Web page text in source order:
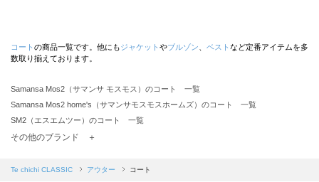
コート の商品一覧です。他にもジャケット やブルゾン ベスト など定番アイテムを多
数取り揃えております。
Samansa Mos2（サマンサ モスモス）のコート 一覧
Samansa Mos2 home's（サマンサモスモスホームズ）のコート 一覧
SM2（エスエムツー）のコート 一覧
TSUHARU by Samansa Mos2（ツハルバイサマンサモスモス）のコート 一覧
Samansa Mos2 blue（サマンサモスモス ブルー）のコート 一覧
その他のブランド ＋
Te chichi CLASSIC アウター コート